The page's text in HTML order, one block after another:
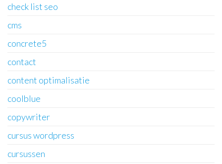
check list seo
cms
concrete5
contact
content optimalisatie
coolblue
copywriter
cursus wordpress
cursussen